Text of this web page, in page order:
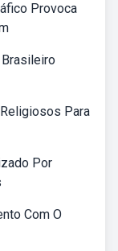
Provoca
Para
Por
Com O